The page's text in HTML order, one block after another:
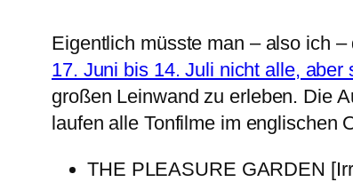
Eigentlich müsste man – also ich
17. Juni bis 14. Juli nicht alle, aber
großen Leinwand zu erleben. Die
laufen alle Tonfilme im englischen
THE PLEASURE GARDEN